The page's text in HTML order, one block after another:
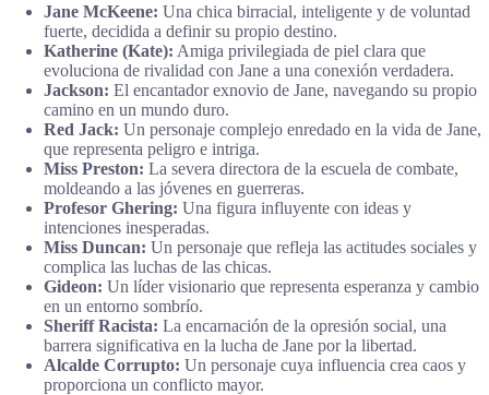
Jane McKeene: Una chica birracial, inteligente y de voluntad
fuerte, decidida a definir su propio destino.
Katherine (Kate): Amiga privilegiada de piel clara que
evoluciona de rivalidad con Jane a una conexión verdadera.
Jackson: El encantador exnovio de Jane, navegando su propio
camino en un mundo duro.
Red Jack: Un personaje complejo enredado en la vida de Jane,
que representa peligro e intriga.
Miss Preston: La severa directora de la escuela de combate,
moldeando a las jóvenes en guerreras.
Profesor Ghering: Una figura influyente con ideas y
intenciones inesperadas.
Miss Duncan: Un personaje que refleja las actitudes sociales y
complica las luchas de las chicas.
Gideon: Un líder visionario que representa esperanza y cambio
en un entorno sombrío.
Sheriff Racista: La encarnación de la opresión social, una
barrera significativa en la lucha de Jane por la libertad.
Alcalde Corrupto: Un personaje cuya influencia crea caos y
proporciona un conflicto mayor.